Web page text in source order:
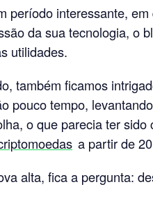
período interessante,
da sua tecnologia, o
utilidades.
também ficamos
pouco tempo,
o que parecia ter
a partir de
alta, fica a pergunta: